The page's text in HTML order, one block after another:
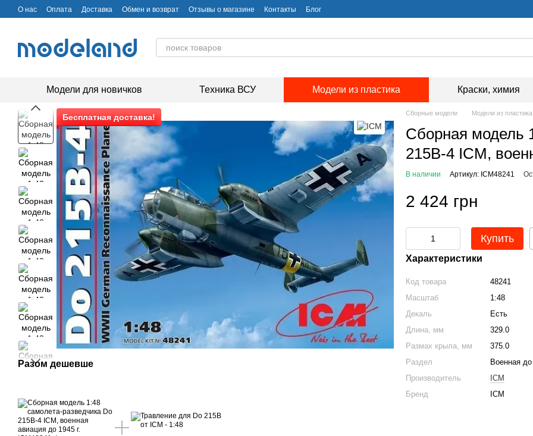
Перейти к основному контенту
О нас Оплата Доставка Обмен и возврат Отзывы о магазине Контакты Блог
Модели для новичков Техника ВСУ Модели из пластика Краски, химия
Бесплатная доставка!
Разом дешевше
Сборные модели Модели из пластика
Сборная модель
215B-4 ICM,
В наличии Артикул: ICM48241
2 424 грн
Купить
Характеристики
Код товара
48241
Масштаб
1:48
Декаль
Есть
Длина, мм
329.0
Размах крыла, мм
375.0
Раздел
Военная до
Производитель
ICM
Бренд
ICM